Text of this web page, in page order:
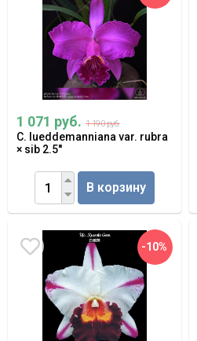
1 071 руб. 1 190 руб.
C. lueddemanniana var. rubra
× sib 2.5''
В корзину
-10%